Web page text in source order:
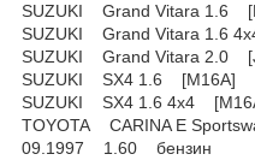
SUZUKI Grand Vitara 1.6
SUZUKI Grand Vitara 1.6
SUZUKI Grand Vitara 2.0
SUZUKI SX4 1.6 [M16A]
SUZUKI SX4 1.6 4x4
TOYOTA CARINA E
09.1997 1.60 бензин